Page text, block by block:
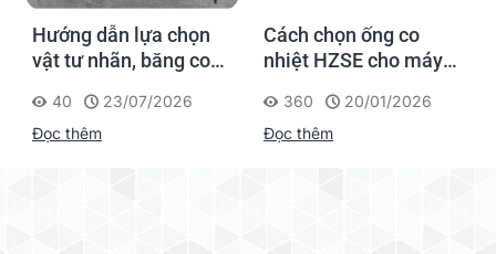
Hướng dẫn lựa chọn
vật tư nhãn, băng co
Supvan G15M Pro
40
23/07/2026
Đọc thêm
Cách chọn ống co
nhiệt HZSE cho máy in
360
20/01/2026
Đọc thêm